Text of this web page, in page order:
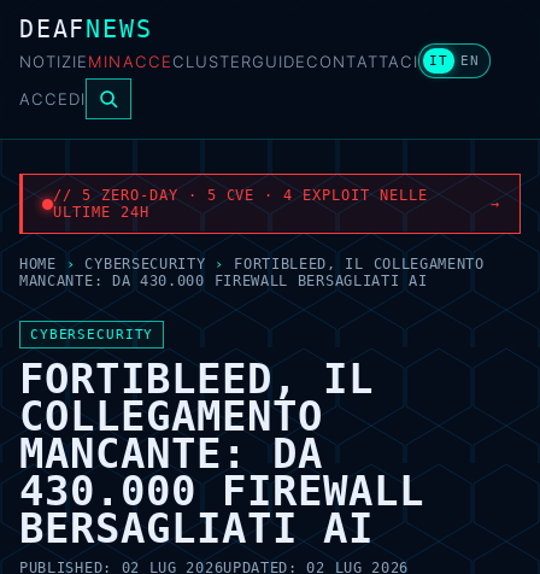
DEAFNEWS
NOTIZIEMINACCECLUSTERGUIDECONTATTACI IT EN
ACCEDI
// 5 ZERO-DAY · 5 CVE · 4 EXPLOIT NELLE
ULTIME 24H
→
HOME › CYBERSECURITY ›
FORTIBLEED, IL COLLEGAMENTO
MANCANTE: DA 430.000 FIREWALL BERSAGLIATI AI
CYBERSECURITY
FORTIBLEED, IL
COLLEGAMENTO
MANCANTE: DA
430.000 FIREWALL
BERSAGLIATI AI
PUBLISHED: 02 LUG 2026UPDATED:02 LUG 2026